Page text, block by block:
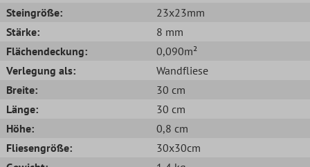
Steingröße:
23x23mm
Stärke:
8 mm
Flächendeckung:
0,090m²
Verlegung als:
Wandfliese
Breite:
30 cm
Länge:
30 cm
Höhe:
0,8 cm
Fliesengröße:
30x30cm